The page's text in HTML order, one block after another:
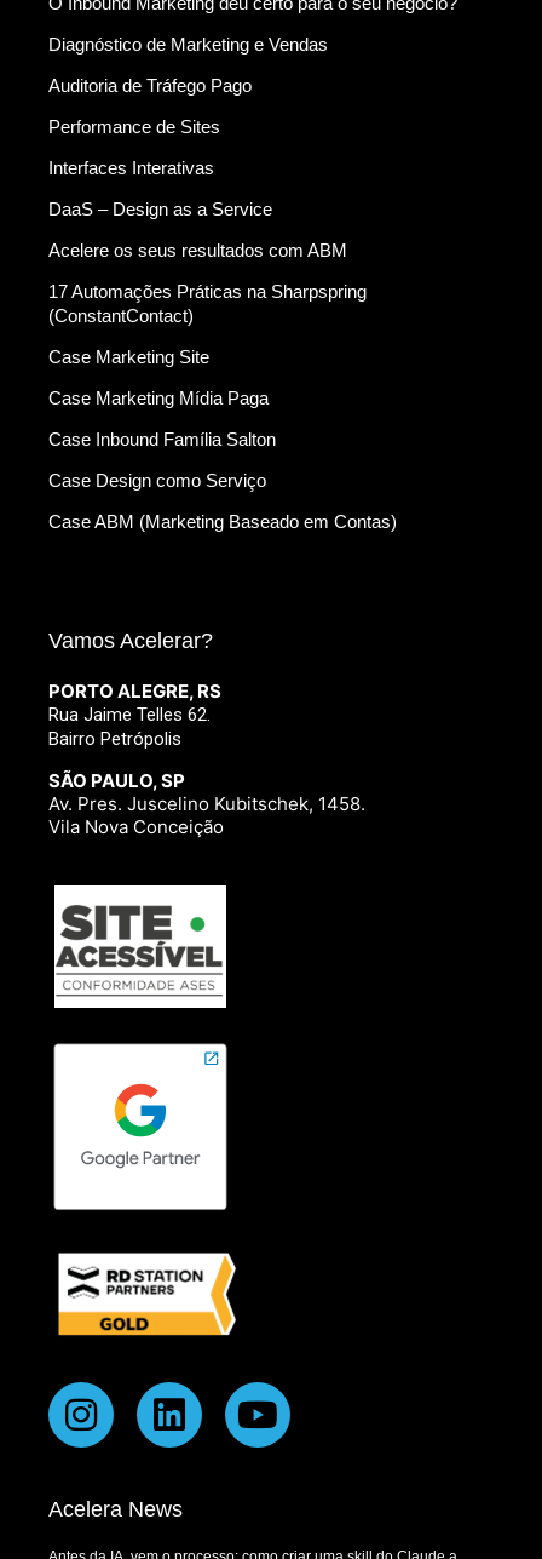
Diagnóstico de Marketing e Vendas
Auditoria de Tráfego Pago
Performance de Sites
Interfaces Interativas
DaaS – Design as a Service
Acelere os seus resultados com ABM
17 Automações Práticas na Sharpspring
(ConstantContact)
Case Marketing Site
Case Marketing Mídia Paga
Case Inbound Família Salton
Case Design como Serviço
Case ABM (Marketing Baseado em Contas)
Vamos Acelerar?
PORTO ALEGRE, RS
Rua Jaime Telles 62.
Bairro Petrópolis
SÃO PAULO, SP
Av. Pres. Juscelino Kubitschek, 1458.
Vila Nova Conceição
Acelera News